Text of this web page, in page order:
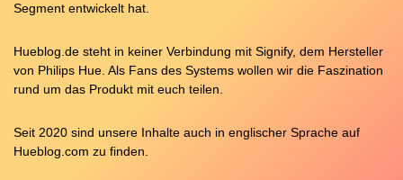
Segment entwickelt hat.
Hueblog.de steht in keiner Verbindung mit Signify, dem Hersteller
von Philips Hue. Als Fans des Systems wollen wir die Faszination
rund um das Produkt mit euch teilen.
Seit 2020 sind unsere Inhalte auch in englischer Sprache auf
Hueblog.com zu finden.